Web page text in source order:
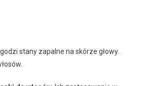
stany zapalne na skórze głowy.